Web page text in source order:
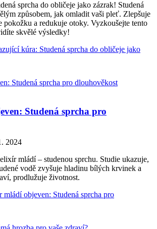
sprcha do obličeje jako zázrak! Studená
způsobem, jak omladit vaši pleť. Zlepšuje
pokožku a redukuje otoky. Vyzkoušejte tento
skvělé výsledky!
kúra: Studená sprcha do obličeje jako
Studená sprcha pro
2024
mládí – studenou sprchu. Studie ukazuje,
vodě zvyšuje hladinu bílých krvinek a
prodlužuje životnost.
mládí objeven: Studená sprcha pro